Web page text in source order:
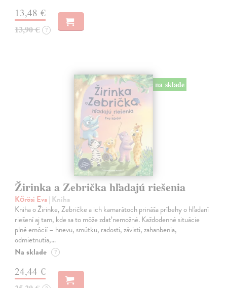
13,48 €
13,90 € ?
na sklade
Žirinka a Zebrička hľadajú riešenia
Kőrösi Eva| Kniha
Kniha o Žirinke, Zebričke a ich kamarátoch prináša príbehy o hľadaní
riešení aj tam, kde sa to môže zdať nemožné. Každodenné situácie
plné emócií – hnevu, smútku, radosti, závisti, zahanbenia,
odmietnutia,…
Na sklade ?
24,44 €